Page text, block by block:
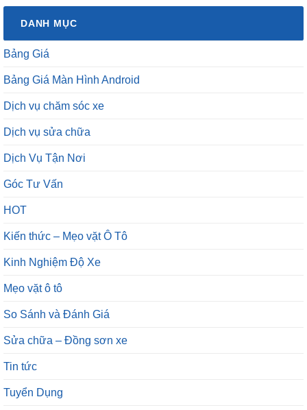
DANH MỤC
Bảng Giá
Bảng Giá Màn Hình Android
Dịch vụ chăm sóc xe
Dịch vụ sửa chữa
Dịch Vụ Tận Nơi
Góc Tư Vấn
HOT
Kiến thức – Mẹo vặt Ô Tô
Kinh Nghiệm Độ Xe
Mẹo vặt ô tô
So Sánh và Đánh Giá
Sửa chữa – Đồng sơn xe
Tin tức
Tuyển Dụng